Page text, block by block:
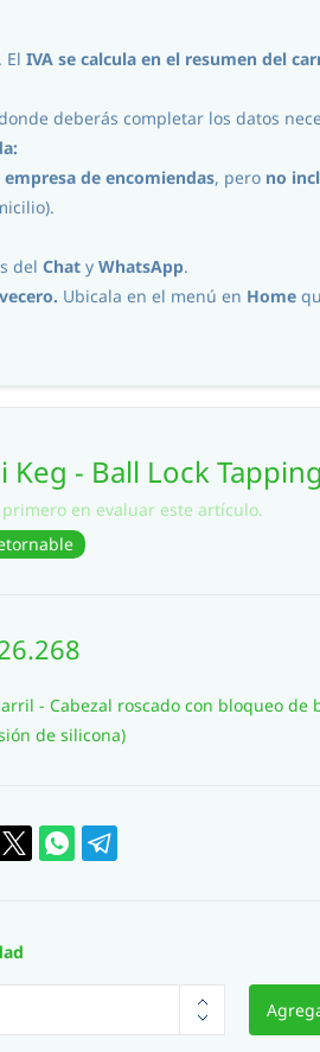
Keg - Ball Lock
primero en evaluar este artículo.
- Cabezal roscado con bloqueo de
de silicona)
El IVA se calcula en el resumen del
deberás completar los datos
de encomiendas, pero no
del Chat y WhatsApp.
Ubicala en el menú en Home